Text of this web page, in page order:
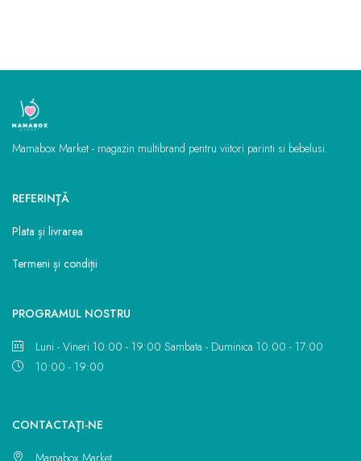
Mamabox Market - magazin multibrand pentru viitori parinti si bebelusi.
REFERINŢĂ
Plata și livrarea
Termeni și condiții
PROGRAMUL NOSTRU
Luni - Vineri 10:00 - 19:00 Sambata - Duminica 10:00 - 17:00
10:00 - 19:00
CONTACTAŢI-NE
Mamabox Market